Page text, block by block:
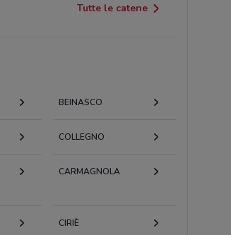
Tutte le catene
BEINASCO
COLLEGNO
CARMAGNOLA
CIRIÈ